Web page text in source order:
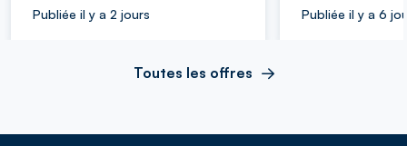
Publiée il y a 2 jours Publiée il y a 6
Toutes les offres